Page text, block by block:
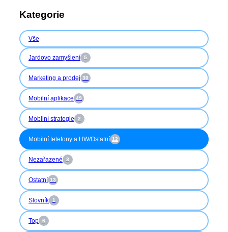
Kategorie
Vše
Jardovo zamyšlení 5
Marketing a prodej 30
Mobilní aplikace 49
Mobilní strategie 2
Mobilní telefony a HW/Ostatní 12
Nezařazené 3
Ostatní 13
Slovník 1
Top 6